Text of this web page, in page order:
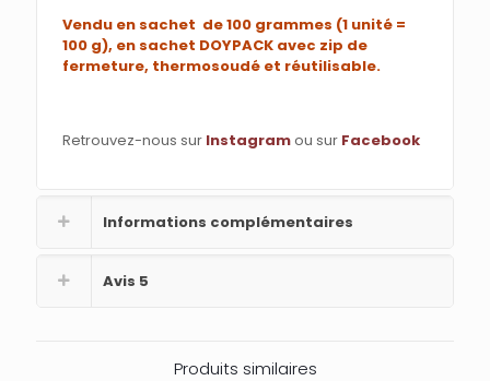
Vendu en sachet de 100 grammes (1 unité =
100 g), en sachet DOYPACK avec zip de
fermeture, thermosoudé et réutilisable.
Retrouvez-nous sur Instagramou sur Facebook
Informations complémentaires
Avis 5
Produits similaires